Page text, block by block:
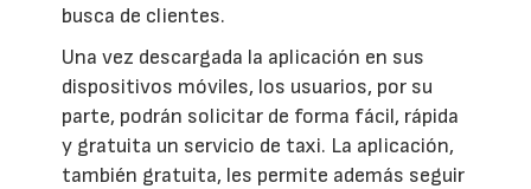
busca de clientes.
Una vez descargada la aplicación en sus
dispositivos móviles, los usuarios, por su
parte, podrán solicitar de forma fácil, rápida
y gratuita un servicio de taxi. La aplicación,
también gratuita, les permite además seguir